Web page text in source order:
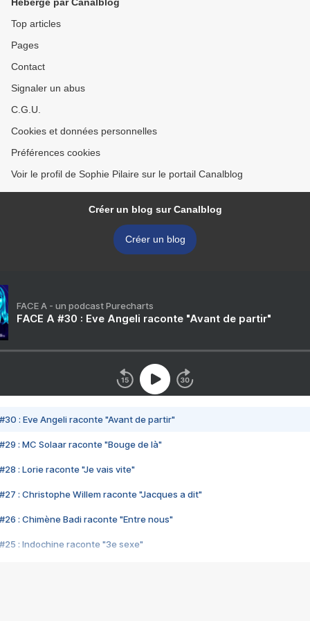
Top articles
Pages
Contact
Signaler un abus
C.G.U.
Cookies et données personnelles
Préférences cookies
Voir le profil de Sophie Pilaire sur le portail Canalblog
Créer un blog sur Canalblog
Créer un blog
FACE A - un podcast Purecharts
FACE A #30 : Eve Angeli raconte "Avant de partir"
#30 : Eve Angeli raconte "Avant de partir"
#29 : MC Solaar raconte "Bouge de là"
#28 : Lorie raconte "Je vais vite"
#27 : Christophe Willem raconte "Jacques a dit"
#26 : Chimène Badi raconte "Entre nous"
#25 : Indochine raconte "3e sexe"